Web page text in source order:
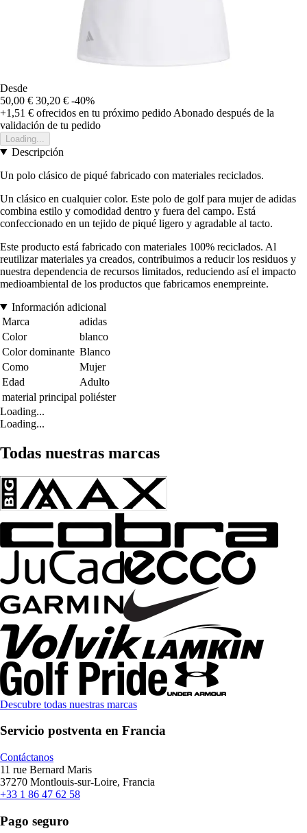
Desde
50,00 € 30,20 € -40%
+1,51 € ofrecidos en tu próximo pedido Abonado después de la
validación de tu pedido
Loading...
Descripción
Un polo clásico de piqué fabricado con materiales reciclados.
Un clásico en cualquier color. Este polo de golf para mujer de adidas
combina estilo y comodidad dentro y fuera del campo. Está
confeccionado en un tejido de piqué ligero y agradable al tacto.
Este producto está fabricado con materiales 100% reciclados. Al
reutilizar materiales ya creados, contribuimos a reducir los residuos y
nuestra dependencia de recursos limitados, reduciendo así el impacto
medioambiental de los productos que fabricamos enempreinte.
Información adicional
Marca
adidas
Color
blanco
Color dominante Blanco
Como
Mujer
Edad
Adulto
material principal poliéster
Loading...
Loading...
Todas nuestras marcas
Descubre todas nuestras marcas
Servicio postventa en Francia
Contáctanos
11 rue Bernard Maris
37270 Montlouis-sur-Loire, Francia
+33 1 86 47 62 58
Pago seguro